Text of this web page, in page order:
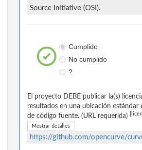
Source Initiative (OSI).
Cumplido
No cumplido
?
El proyecto DEBE publicar la(s)
resultados en una ubicación estándar
de código fuente. (URL requerida)
Mostrar detalles
https://github.com/opencurve/